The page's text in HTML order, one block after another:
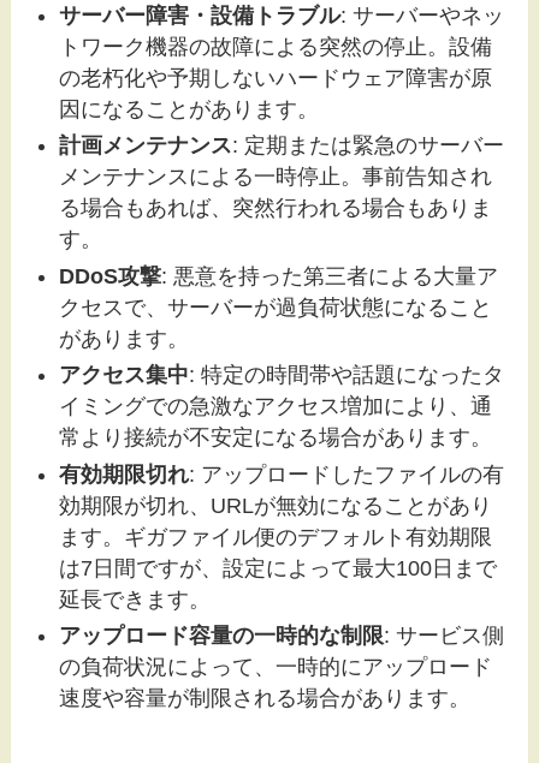
サーバー障害・設備トラブル: サーバーやネッ
トワーク機器の故障による突然の停止。設備
の老朽化や予期しないハードウェア障害が原
因になることがあります。
計画メンテナンス: 定期または緊急のサーバー
メンテナンスによる一時停止。事前告知され
る場合もあれば、突然行われる場合もありま
す。
DDoS攻撃: 悪意を持った第三者による大量ア
クセスで、サーバーが過負荷状態になること
があります。
アクセス集中: 特定の時間帯や話題になったタ
イミングでの急激なアクセス増加により、通
常より接続が不安定になる場合があります。
有効期限切れ: アップロードしたファイルの有
効期限が切れ、URLが無効になることがあり
ます。ギガファイル便のデフォルト有効期限
は7日間ですが、設定によって最大100日まで
延長できます。
アップロード容量の一時的な制限: サービス側
の負荷状況によって、一時的にアップロード
速度や容量が制限される場合があります。